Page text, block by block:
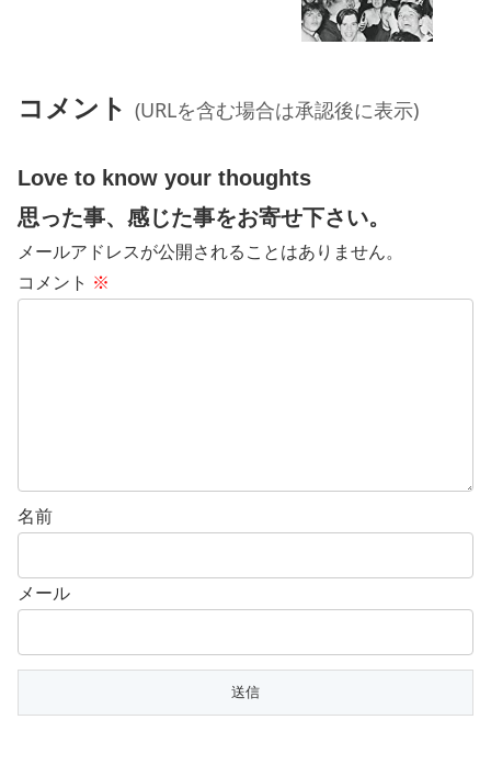
コメント (URLを含む場合は承認後に表示)
Love to know your thoughts
思った事、感じた事をお寄せ下さい。
メールアドレスが公開されることはありません。
コメント ※
名前
メール